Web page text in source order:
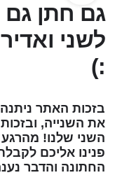
גם חתן גם
לשני
:)
בזכות האתר
את השנייה,
השני שלנו!
פנינו אליכם
החתונה והדבר